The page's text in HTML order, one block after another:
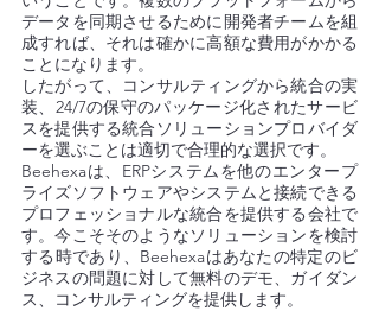
データを同期させるために開発者チームを組
成すれば、それは確かに高額な費用がかかる
ことになります。
したがって、コンサルティングから統合の実
装、24/7の保守のパッケージ化されたサービ
スを提供する統合ソリューションプロバイダ
ーを選ぶことは適切で合理的な選択です。
Beehexaは、ERPシステムを他のエンタープ
ライズソフトウェアやシステムと接続できる
プロフェッショナルな統合を提供する会社で
す。今こそそのようなソリューションを検討
する時であり、Beehexaはあなたの特定のビ
ジネスの問題に対して無料のデモ、ガイダン
ス、コンサルティングを提供します。